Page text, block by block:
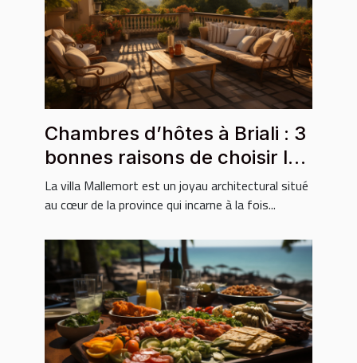
Chambres d’hôtes à Briali : 3
bonnes raisons de choisir la
villa Mallemort
La villa Mallemort est un joyau architectural situé
au cœur de la province qui incarne à la fois...